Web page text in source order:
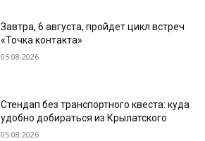
Завтра, 6 августа, пройдет цикл встреч
«Точка контакта»
05.08.2026
Стендап без транспортного квеста: куда
удобно добираться из Крылатского
05.08.2026